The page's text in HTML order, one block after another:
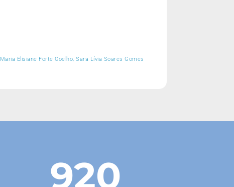
Elisiane Forte Coelho, Sara Lívia Soares Gomes
920